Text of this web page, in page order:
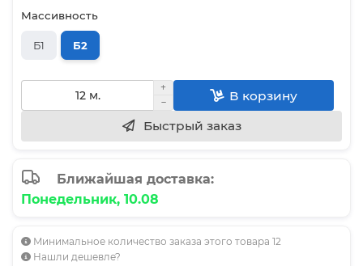
Массивность
Б1 Б2
В корзину
Быстрый заказ
Ближайшая доставка:
Понедельник, 10.08
Минимальное количество заказа этого товара 12
Нашли дешевле?